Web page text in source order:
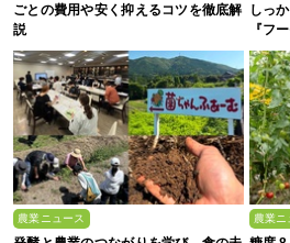
ごとの費用や安く抑えるコツを徹底解
説
しっ
『フ
農業ニュース 農業ニ